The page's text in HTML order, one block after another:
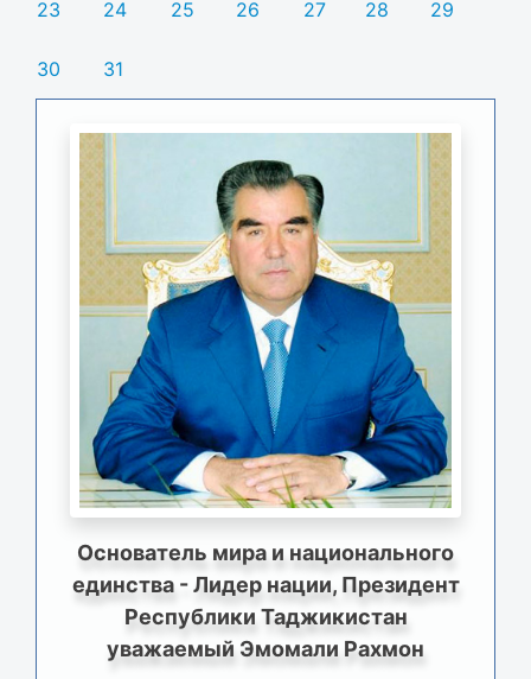
23 24 25 26 27 28 29
30 31
Основатель мира и национального
единства - Лидер нации, Президент
Республики Таджикистан
уважаемый Эмомали Рахмон